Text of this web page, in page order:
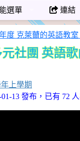
選單 連結
社團 英語
年上學期
13 發布，已有 72